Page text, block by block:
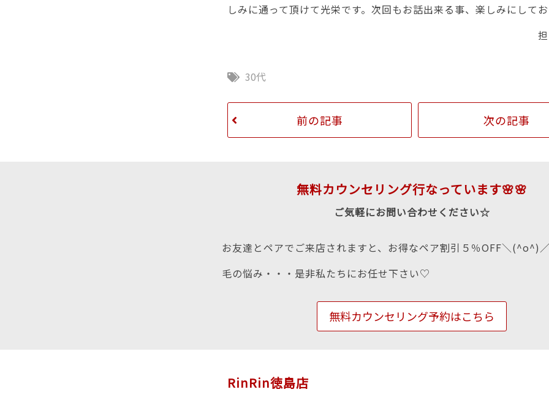
しみに通って頂けて光栄です。次回もお話出来る事、楽しみにして
30代
前の記事 次の記事
無料カウンセリング行なっています🌸🌸
ご気軽にお問い合わせください☆
お友達とペアでご来店されますと、お得なペア割引５％OFF＼(^o^)
毛の悩み・・・是非私たちにお任せ下さい♡
無料カウンセリング予約はこちら
RinRin徳島店